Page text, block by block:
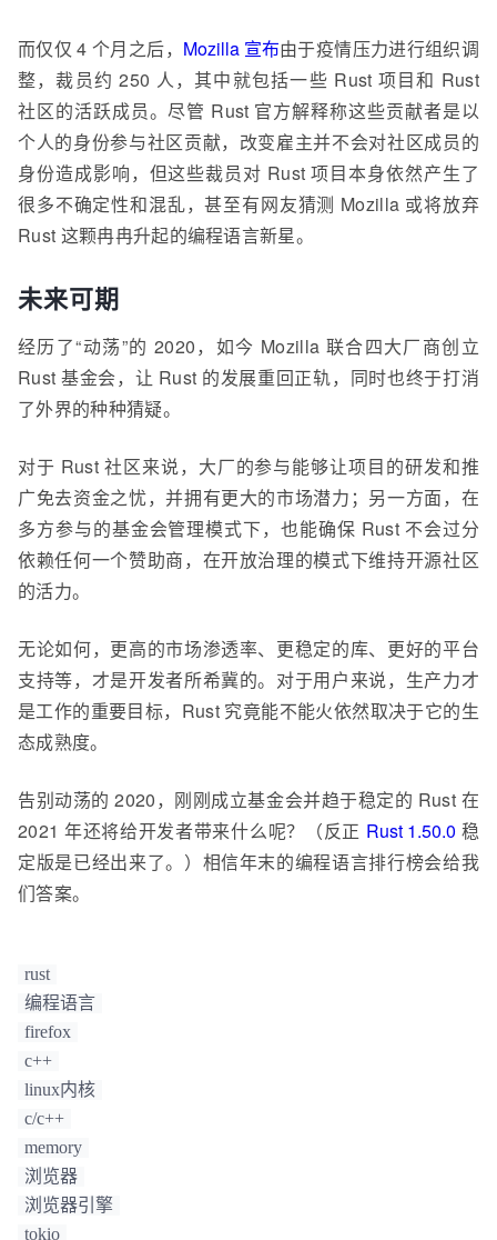
而仅仅 4 个月之后， Mozilla 宣布由于疫情压力进行组织调
整，裁员约 250 人，其中就包括一些 Rust 项目和 Rust
社区的活跃成员。尽管 Rust 官方解释称这些贡献者是以
个人的身份参与社区贡献，改变雇主并不会对社区成员的
身份造成影响，但这些裁员对 Rust 项目本身依然产生了
很多不确定性和混乱，甚至有网友猜测 Mozilla 或将放弃
Rust 这颗冉冉升起的编程语言新星。
未来可期
经历了“动荡”的 2020，如今 Mozilla 联合四大厂商创立
Rust 基金会，让 Rust 的发展重回正轨，同时也终于打消
了外界的种种猜疑。
对于 Rust 社区来说，大厂的参与能够让项目的研发和推
广免去资金之忧，并拥有更大的市场潜力；另一方面，在
多方参与的基金会管理模式下，也能确保 Rust 不会过分
依赖任何一个赞助商，在开放治理的模式下维持开源社区
的活力。
无论如何，更高的市场渗透率、更稳定的库、更好的平台
支持等，才是开发者所希冀的。对于用户来说，生产力才
是工作的重要目标，Rust 究竟能不能火依然取决于它的生
态成熟度。
告别动荡的 2020，刚刚成立基金会并趋于稳定的 Rust 在
2021 年还将给开发者带来什么呢？（反正 Rust 1.50.0 稳
定版是已经出来了。）相信年末的编程语言排行榜会给我
们答案。
rust
编程语言
firefox
c++
linux内核
c/c++
memory
浏览器
浏览器引擎
tokio